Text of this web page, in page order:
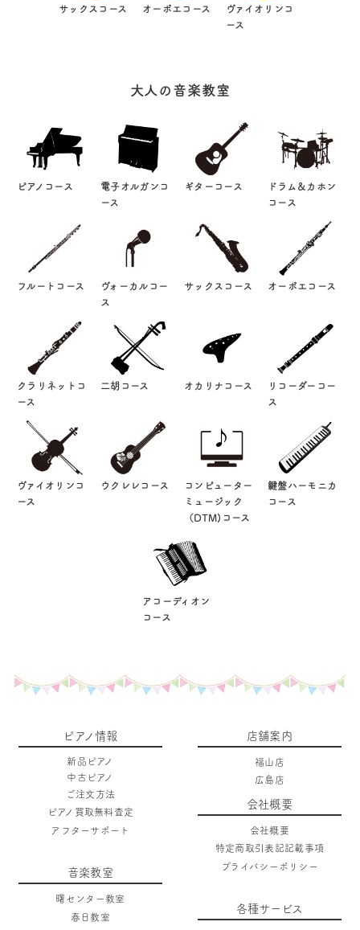
サックスコース オーボエコース
ヴァイオリンコ
ース
大人の音楽教室
ピアノコース
電子オルガンコ
ース
ギターコース
ドラム＆カホン
コース
フルートコース
ヴォーカルコー
ス
サックスコース オーボエコース
クラリネットコ
ース
二胡コース オカリナコース
リコーダーコー
ス
ヴァイオリンコ
ース
ウクレレコース
コンピューター
ミュージック
（DTM)コース
鍵盤ハーモニカ
コース
アコーディオン
コース
ピアノ情報
新品ピアノ
中古ピアノ
ご注文方法
ピアノ買取無料査定
アフターサポート
音楽教室
曙センター教室
春日教室
店舗案内
福山店
広島店
会社概要
会社概要
特定商取引表記記載事項
プライバシーポリシー
各種サービス